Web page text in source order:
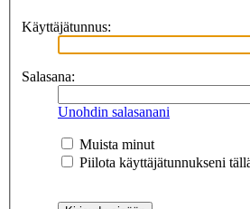
Käyttäjätunnus:
Salasana:
Unohdin salasanani
Muista minut
Piilota käyttäjätunnukseni